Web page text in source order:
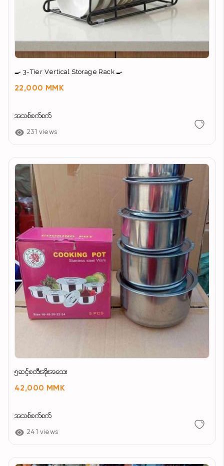
🍳 3-Tier Vertical Storage Rack 🍳
22,000 MMK
အသစ်စက်စက်
231 views
၅ဆင့်စတီးအိုးအသေး
42,000 MMK
အသစ်စက်စက်
241 views